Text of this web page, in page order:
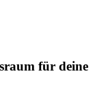
für deine